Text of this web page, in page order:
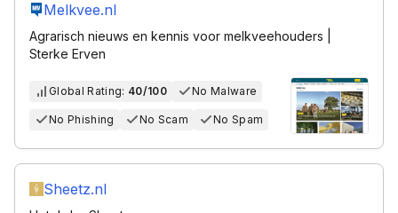
Melkvee.nl
Agrarisch nieuws en kennis voor melkveehouders |
Sterke Erven
Global Rating: 40/100 No Malware
No Phishing No Scam No Spam
Sheetz.nl